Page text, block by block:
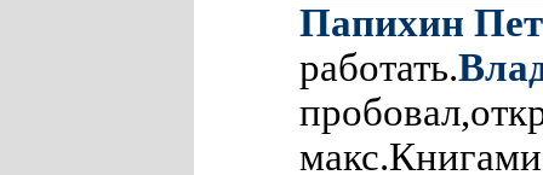
Папихин
работать.